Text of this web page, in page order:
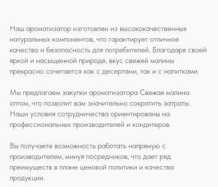
Наш ароматизатор изготовлен из высококачественных
натуральных компонентов, что гарантирует отличное
качество и безопасность для потребителей. Благодаря своей
яркой и насыщенной природе, вкус свежей малины
прекрасно сочетается как с десертами, так и с напитками.
Мы предлагаем закупки ароматизатора Свежая малина
оптом, что позволит вам значительно сократить затраты.
Наши условия сотрудничества ориентированы на
профессиональных производителей и кондитеров.
Вы получаете возможность работать напрямую с
производителем, минуя посредников, что дает ряд
преимуществ в плане ценовой политики и качества
продукции.